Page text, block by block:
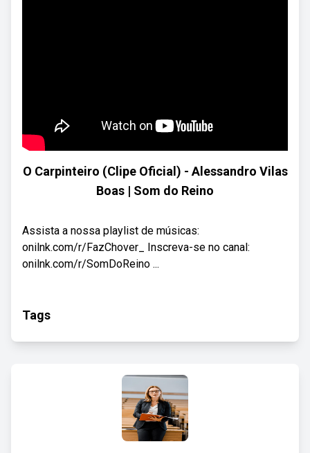
O Carpinteiro (Clipe Oficial) - Alessandro Vilas
Boas | Som do Reino
Assista a nossa playlist de músicas:
onilnk.com/r/FazChover_ Inscreva-se no canal:
onilnk.com/r/SomDoReino ...
Tags